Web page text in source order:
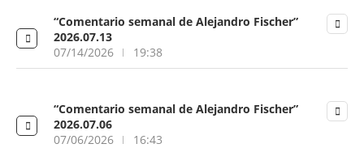
“Comentario semanal de Alejandro Fischer”
2026.07.13
07/14/2026
19:38
“Comentario semanal de Alejandro Fischer”
2026.07.06
07/06/2026
16:43